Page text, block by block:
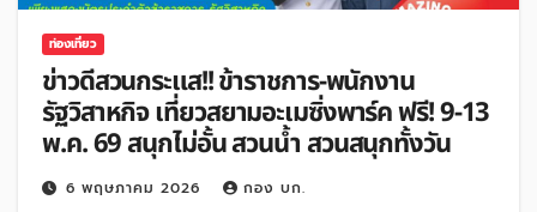
ท่องเที่ยว
ข่าวดีสวนกระแส!! ข้าราชการ-พนักงาน
รัฐวิสาหกิจ เที่ยวสยามอะเมซิ่งพาร์ค ฟรี! 9-13
พ.ค. 69 สนุกไม่อั้น สวนน้ำ สวนสนุกทั้งวัน
6 พฤษภาคม 2026 กอง บก.